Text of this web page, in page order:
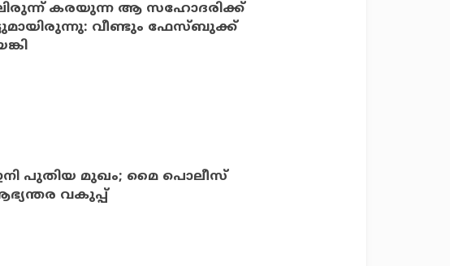
കരയുന്ന ആ സഹോദരിക്ക്
വീണ്ടും ഫേസ്ബുക്ക്
പുതിയ മുഖം; മൈ പൊലീസ്
വകുപ്പ്